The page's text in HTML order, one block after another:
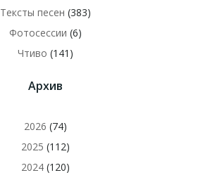
Тексты песен (383)
Фотосессии (6)
Чтиво (141)
Архив
2026 (74)
2025 (112)
2024(120)